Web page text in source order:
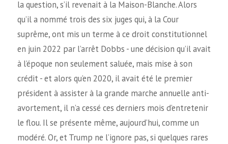
la question, s’il revenait à la Maison-Blanche. Alors
qu’il a nommé trois des six juges qui, à la Cour
suprême, ont mis un terme à ce droit constitutionnel
en juin 2022 par l’arrêt Dobbs - une décision qu’il avait
à l’époque non seulement saluée, mais mise à son
crédit - et alors qu’en 2020, il avait été le premier
président à assister à la grande marche annuelle anti-
avortement, il n’a cessé ces derniers mois d’entretenir
le flou. Il se présente même, aujourd’hui, comme un
modéré. Or, et Trump ne l’ignore pas, si quelques rares